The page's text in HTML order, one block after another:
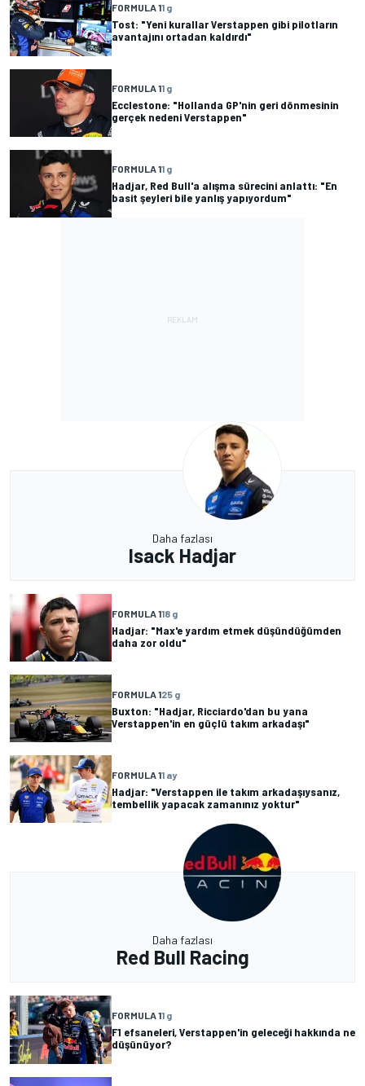
FORMULA 11 g
Tost: "Yeni kurallar Verstappen gibi pilotların
avantajını ortadan kaldırdı"
FORMULA 11 g
Ecclestone: "Hollanda GP'nin geri dönmesinin
gerçek nedeni Verstappen"
FORMULA 11 g
Hadjar, Red Bull'a alışma sürecini anlattı: "En
basit şeyleri bile yanlış yapıyordum"
Daha fazlası
Isack Hadjar
FORMULA 118 g
Hadjar: "Max'e yardım etmek düşündüğümden
daha zor oldu"
FORMULA 125 g
Buxton: "Hadjar, Ricciardo'dan bu yana
Verstappen'in en güçlü takım arkadaşı"
FORMULA 11 ay
Hadjar: "Verstappen ile takım arkadaşıysanız,
tembellik yapacak zamanınız yoktur"
Daha fazlası
Red Bull Racing
FORMULA 11 g
F1 efsaneleri, Verstappen'in geleceği hakkında ne
düşünüyor?